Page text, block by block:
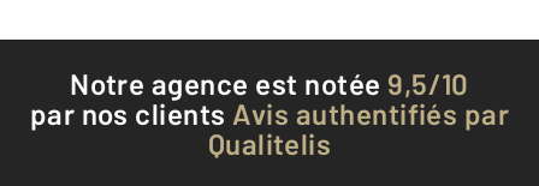
Notre agence est notée 9,5/10
par nos clients Avis authentifiés par
Qualitelis